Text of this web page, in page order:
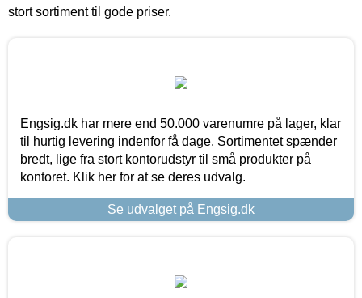
stort sortiment til gode priser.
Engsig.dk har mere end 50.000 varenumre på lager, klar
til hurtig levering indenfor få dage. Sortimentet spænder
bredt, lige fra stort kontorudstyr til små produkter på
kontoret. Klik her for at se deres udvalg.
Se udvalget på Engsig.dk